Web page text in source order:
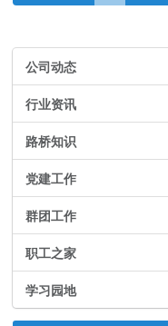
公司动态
行业资讯
路桥知识
党建工作
群团工作
职工之家
学习园地